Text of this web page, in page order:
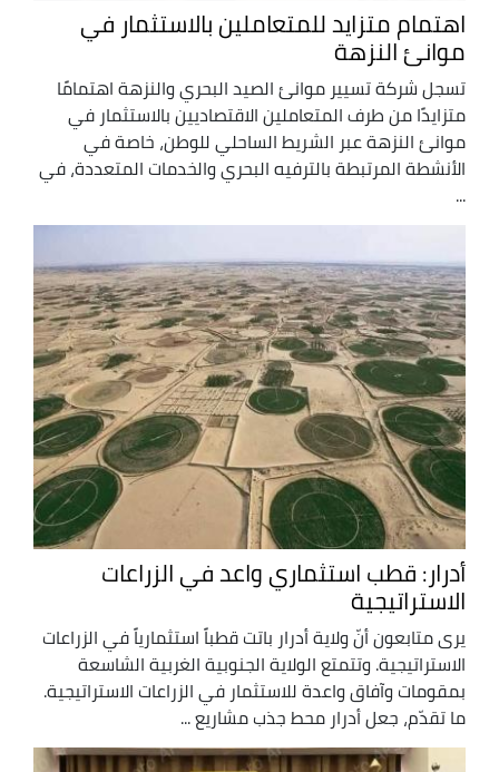
اهتمام متزايد للمتعاملين بالاستثمار في
موانئ النزهة
تسجل شركة تسيير موانئ الصيد البحري والنزهة اهتمامًا
متزايدًا من طرف المتعاملين الاقتصاديين بالاستثمار في
موانئ النزهة عبر الشريط الساحلي للوطن، خاصة في
الأنشطة المرتبطة بالترفيه البحري والخدمات المتعددة، في
أدرار: قطب استثماري واعد في الزراعات
الاستراتيجية
يرى متابعون أنّ ولاية أدرار باتت قطباً استثمارياً في الزراعات
الاستراتيجية. وتتمتع الولاية الجنوبية الغربية الشاسعة
بمقومات وآفاق واعدة للاستثمار في الزراعات الاستراتيجية.
ما تقدّم، جعل أدرار محط جذب مشاريع ...